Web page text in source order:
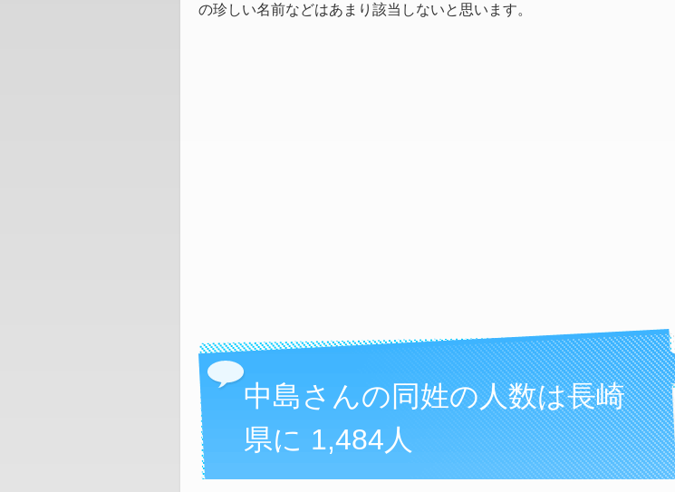
の珍しい名前などはあまり該当しないと思います。
中島さんの同姓の人数は長崎
県に 1,484人